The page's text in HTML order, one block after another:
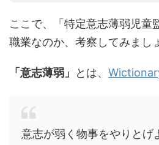
ここで、「特定意志薄弱児童
職業なのか、考察してみまし
「意志薄弱」 とは、
意志が弱く物事をやりとげ